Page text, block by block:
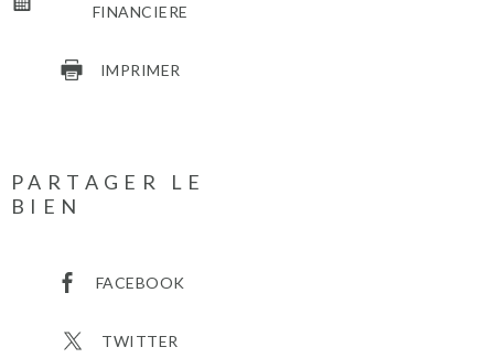
FINANCIERE
IMPRIMER
PARTAGER LE
BIEN
FACEBOOK
TWITTER